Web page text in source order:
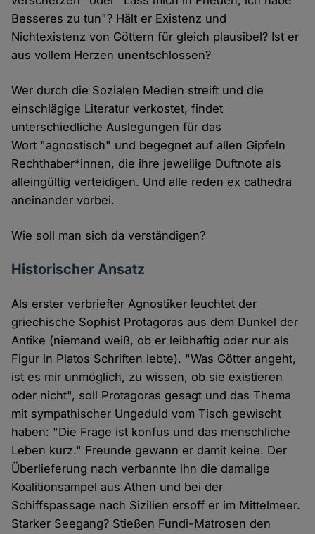
Besseres zu tun"? Hält er Existenz und
Nichtexistenz von Göttern für gleich plausibel? Ist er
aus vollem Herzen unentschlossen?
Wer durch die Sozialen Medien streift und die
einschlägige Literatur verkostet, findet
unterschiedliche Auslegungen für das
Wort "agnostisch" und begegnet auf allen Gipfeln
Rechthaber*innen, die ihre jeweilige Duftnote als
alleingültig verteidigen. Und alle reden ex cathedra
aneinander vorbei.
Wie soll man sich da verständigen?
Historischer Ansatz
Als erster verbriefter Agnostiker leuchtet der
griechische Sophist Protagoras aus dem Dunkel der
Antike (niemand weiß, ob er leibhaftig oder nur als
Figur in Platos Schriften lebte). "Was Götter angeht,
ist es mir unmöglich, zu wissen, ob sie existieren
oder nicht", soll Protagoras gesagt und das Thema
mit sympathischer Ungeduld vom Tisch gewischt
haben: "Die Frage ist konfus und das menschliche
Leben kurz." Freunde gewann er damit keine. Der
Überlieferung nach verbannte ihn die damalige
Koalitionsampel aus Athen und bei der
Schiffspassage nach Sizilien ersoff er im Mittelmeer.
Starker Seegang? Stießen Fundi-Matrosen den